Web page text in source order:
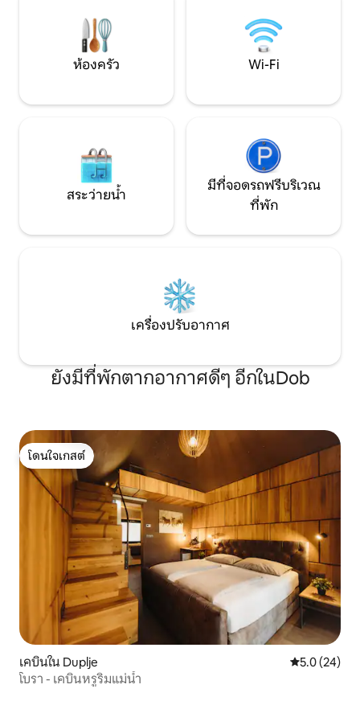
ยอดเขาใกล้เคียง หรือสำหรับการปั่น
จักรยาน Rakitna มีธรรมชาติที่บริสุทธิ์
อากาศที่ดีที่สุด และน้ำดื่มที่ปลอดภัยจาก
งามของสโลวีเนีย
นี่
ห้องครัว Wi-Fi
สระว่ายน้ำ
มีที่จอดรถฟรีบริเวณ
ที่พัก
เครื่องปรับอากาศ
ยังมีที่พักตากอากาศดีๆ อีกในDob
โดนใจเกสต์
โดนใจเกสต์
เคบินใน Duplje คะแนนเฉลี่ย
5.0 (24)
โบรา - เคบินหรูริมแม่น้ำ